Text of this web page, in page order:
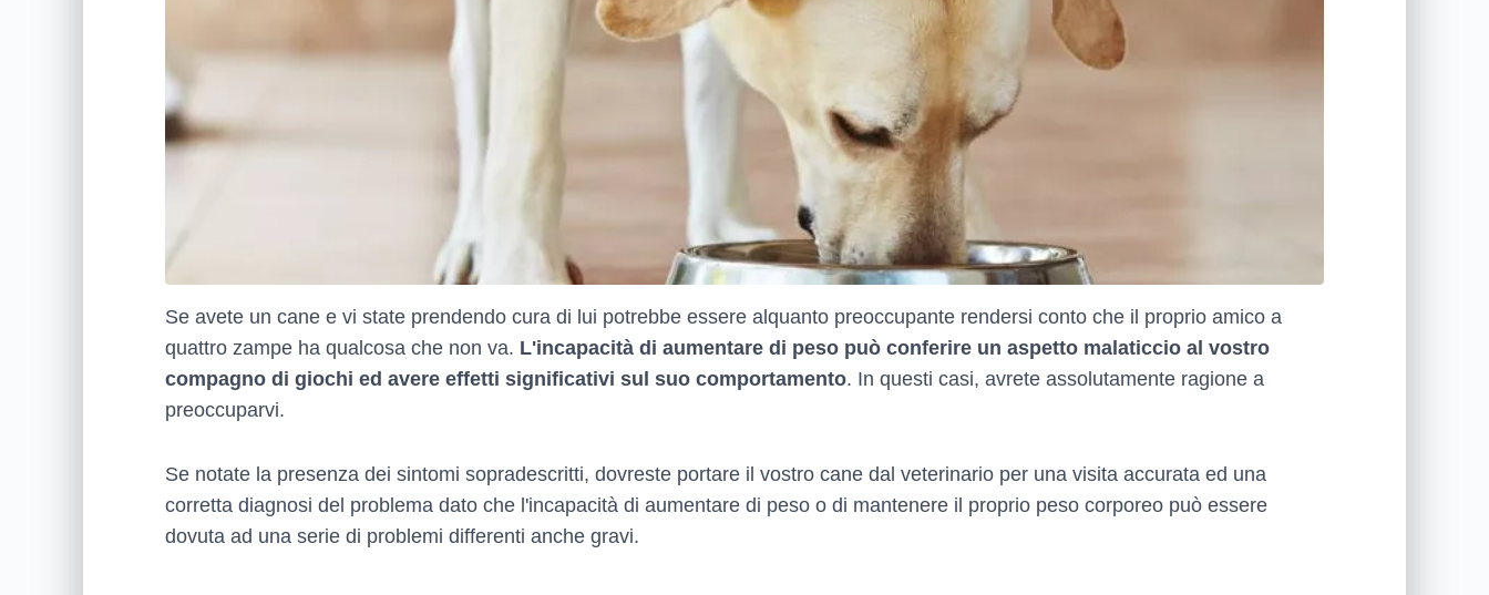
Se avete un cane e vi state prendendo cura di lui potrebbe essere alquanto preoccupante rendersi conto che il proprio amico a
quattro zampe ha qualcosa che non va. L'incapacità di aumentare di peso può conferire un aspetto malaticcio al vostro
compagno di giochi ed avere effetti significativi sul suo comportamento. In questi casi, avrete assolutamente ragione a
preoccuparvi.
Se notate la presenza dei sintomi sopradescritti, dovreste portare il vostro cane dal veterinario per una visita accurata ed una
corretta diagnosi del problema dato che l'incapacità di aumentare di peso o di mantenere il proprio peso corporeo può essere
dovuta ad una serie di problemi differenti anche gravi.